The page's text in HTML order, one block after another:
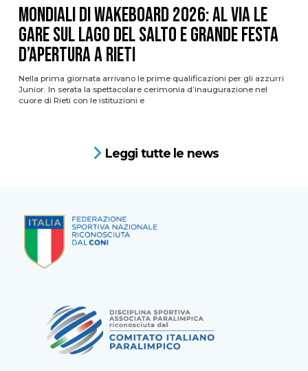
Mondiali di Wakeboard 2026: al via le
gare sul Lago del Salto e grande festa
d’apertura a Rieti
Nella prima giornata arrivano le prime qualificazioni per gli azzurri
Junior. In serata la spettacolare cerimonia d’inaugurazione nel
cuore di Rieti con le istituzioni e
Leggi tutte le news